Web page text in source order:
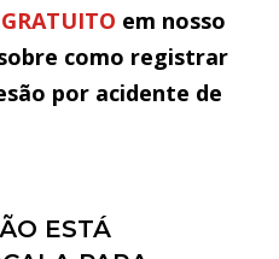
em nosso
como registrar
por acidente de
ESTÁ